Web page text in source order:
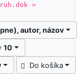
=
autor, názov
10
Do košíka